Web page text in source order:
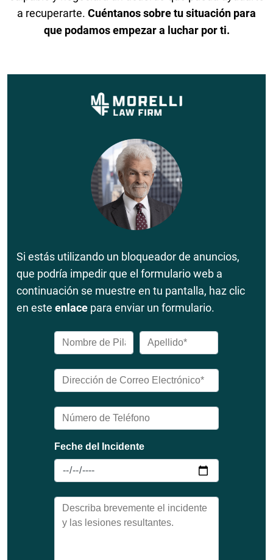
a recuperarte. Cuéntanos sobre tu situación para
que podamos empezar a luchar por ti.
Si estás utilizando un bloqueador de anuncios,
que podría impedir que el formulario web a
continuación se muestre en tu pantalla, haz clic
en este enlace para enviar un formulario.